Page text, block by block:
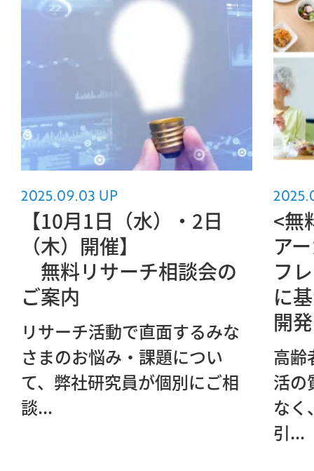
COMPANY
PERSON
CONTACT
2025.09.03 UP
【10月1日（水）・2日
（木）開催】
無料リサーチ相談会の
ご案内
リサーチ活動で直面するみな
さまのお悩み・課題につい
て、弊社研究員が個別にご相
談...
<無
ア
フ
に
開
高齢
活の
なく
引...